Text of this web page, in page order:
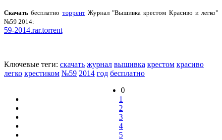
Cкачать бесплатно торрентЖурнал "Вышивка крестом Красиво и легко"
№59 2014:
59-2014.rar.torrent
Ключевые теги: скачать журнал вышивка крестом красиво
легко крестиком №59 2014 год бесплатно
0
1
2
3
4
5